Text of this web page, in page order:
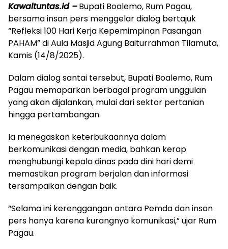
Kawaltuntas.id –Bupati Boalemo, Rum Pagau,
bersama insan pers menggelar dialog bertajuk
“Refleksi 100 Hari Kerja Kepemimpinan Pasangan
PAHAM” di Aula Masjid Agung Baiturrahman Tilamuta,
Kamis (14/8/2025).
Dalam dialog santai tersebut, Bupati Boalemo, Rum
Pagau memaparkan berbagai program unggulan
yang akan dijalankan, mulai dari sektor pertanian
hingga pertambangan.
Ia menegaskan keterbukaannya dalam
berkomunikasi dengan media, bahkan kerap
menghubungi kepala dinas pada dini hari demi
memastikan program berjalan dan informasi
tersampaikan dengan baik.
“Selama ini kerenggangan antara Pemda dan insan
pers hanya karena kurangnya komunikasi,” ujar Rum
Pagau.